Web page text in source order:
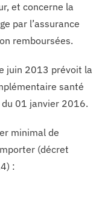
et concerne la
par l’assurance
remboursées.
juin 2013 prévoit la
santé
01 janvier 2016.
minimal de
(décret
: